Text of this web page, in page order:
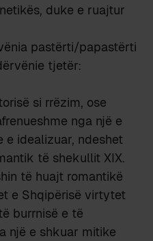
duke e ruajtur
pastërti/papastërti
tjetër:
si rrëzim, ose
nga një e
e idealizuar, ndeshet
të shekullit XIX.
të huajt romantikë
e Shqipërisë virtytet
burrnisë e të
një e shkuar mitike